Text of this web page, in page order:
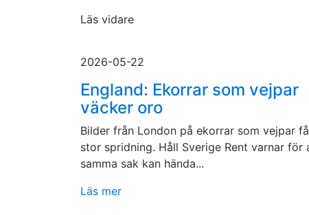
Läs vidare
2026-05-22
England: Ekorrar som vejpar
väcker oro
Bilder från London på ekorrar som vejpar
stor spridning. Håll Sverige Rent varnar för
samma sak kan hända...
Läs mer